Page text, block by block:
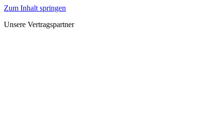
Zum Inhalt springen
Unsere Vertragspartner